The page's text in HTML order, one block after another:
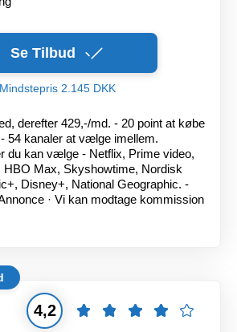
Se Tilbud
Mindstepris 2.145 DKK
derefter 429,-/md. - 20 point at købe
54 kanaler at vælge imellem.
du kan vælge - Netflix, Prime video,
HBO Max, Skyshowtime, Nordisk
Disney+, National Geographic. -
· Vi kan modtage kommission
4,2